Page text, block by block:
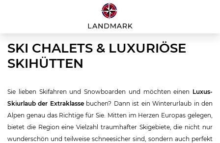
SKI CHALETS & LUXURIÖSE
SKIHÜTTEN
Sie lieben Skifahren und Snowboarden und möchten einen Luxus-
Skiurlaub der Extraklasse buchen? Dann ist ein Winterurlaub in den
Alpen genau das Richtige für Sie. Mitten im Herzen Europas gelegen,
bietet die Region eine Vielzahl traumhafter Skigebiete, die nicht nur
wunderschön und teilweise schneesicher sind, sondern auch perfekt